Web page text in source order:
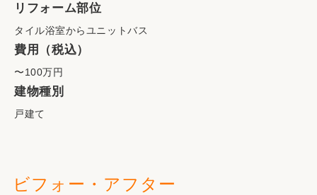
リフォーム部位
タイル浴室からユニットバス
費用（税込）
〜100万円
建物種別
戸建て
ビフォー・アフター